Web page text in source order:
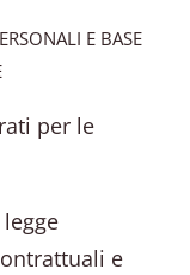
E BASE
per le
e